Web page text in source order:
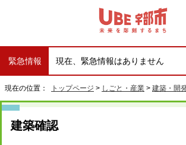
緊急情報 現在、緊急情報はありません
現在の位置： トップページ > しごと・産業 > 建築・開
建築確認